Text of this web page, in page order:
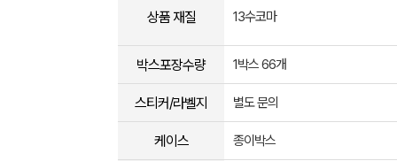
상품 재질 13수코마
박스포장수량 1박스 66개
스티커/라벨지 별도 문의
케이스 종이박스